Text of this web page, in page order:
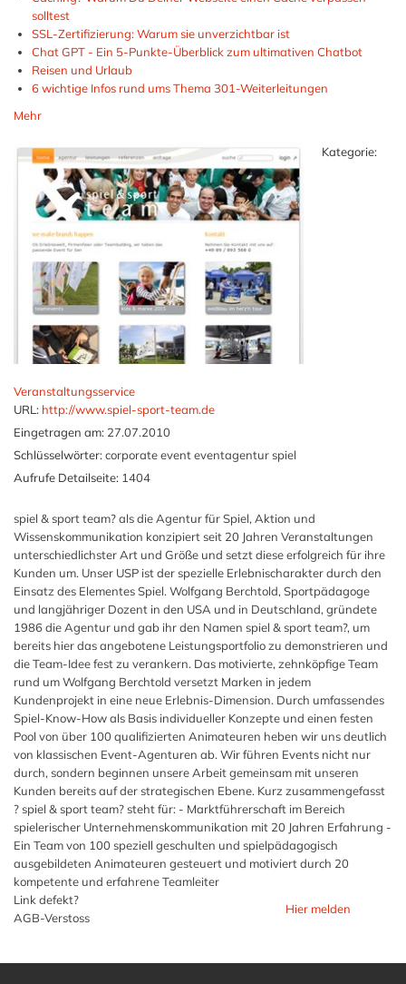
solltest
SSL-Zertifizierung: Warum sie unverzichtbar ist
Chat GPT - Ein 5-Punkte-Überblick zum ultimativen Chatbot
Reisen und Urlaub
6 wichtige Infos rund ums Thema 301-Weiterleitungen
Mehr
Kategorie:
Veranstaltungsservice
URL: http://www.spiel-sport-team.de
Eingetragen am: 27.07.2010
Schlüsselwörter: corporate event eventagentur spiel
Aufrufe Detailseite: 1404
spiel & sport team? als die Agentur für Spiel, Aktion und
Wissenskommunikation konzipiert seit 20 Jahren Veranstaltungen
unterschiedlichster Art und Größe und setzt diese erfolgreich für ihre
Kunden um. Unser USP ist der spezielle Erlebnischarakter durch den
Einsatz des Elementes Spiel. Wolfgang Berchtold, Sportpädagoge
und langjähriger Dozent in den USA und in Deutschland, gründete
1986 die Agentur und gab ihr den Namen spiel & sport team?, um
bereits hier das angebotene Leistungsportfolio zu demonstrieren und
die Team-Idee fest zu verankern. Das motivierte, zehnköpfige Team
rund um Wolfgang Berchtold versetzt Marken in jedem
Kundenprojekt in eine neue Erlebnis-Dimension. Durch umfassendes
Spiel-Know-How als Basis individueller Konzepte und einen festen
Pool von über 100 qualifizierten Animateuren heben wir uns deutlich
von klassischen Event-Agenturen ab. Wir führen Events nicht nur
durch, sondern beginnen unsere Arbeit gemeinsam mit unseren
Kunden bereits auf der strategischen Ebene. Kurz zusammengefasst
? spiel & sport team? steht für: - Marktführerschaft im Bereich
spielerischer Unternehmenskommunikation mit 20 Jahren Erfahrung -
Ein Team von 100 speziell geschulten und spielpädagogisch
ausgebildeten Animateuren gesteuert und motiviert durch 20
kompetente und erfahrene Teamleiter
Link defekt?
AGB-Verstoss
Hier melden